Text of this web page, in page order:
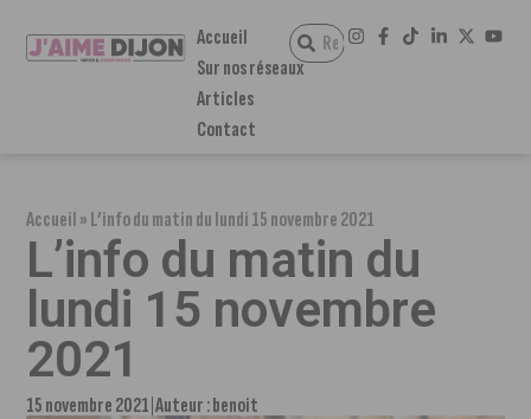
Accueil
Sur nos réseaux
Articles
Contact
Accueil»L’info du matin du lundi 15 novembre 2021
L’info du matin du
lundi 15 novembre
2021
15 novembre 2021 Auteur :benoit